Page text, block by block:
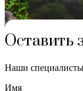
Оставить
Наши
Имя